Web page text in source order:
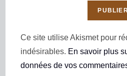
Ce site utilise Akismet pour
indésirables. En savoir plus
données de vos